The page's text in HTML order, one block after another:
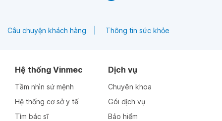
Câu chuyện khách hàng Thông tin sức khỏe
Hệ thống Vinmec
Tầm nhìn sứ mệnh
Hệ thống cơ sở y tế
Tìm bác sĩ
Dịch vụ
Chuyên khoa
Gói dịch vụ
Bảo hiểm